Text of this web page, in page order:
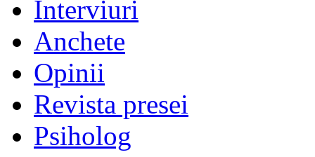
Interviuri
Anchete
Opinii
Revista presei
Psiholog